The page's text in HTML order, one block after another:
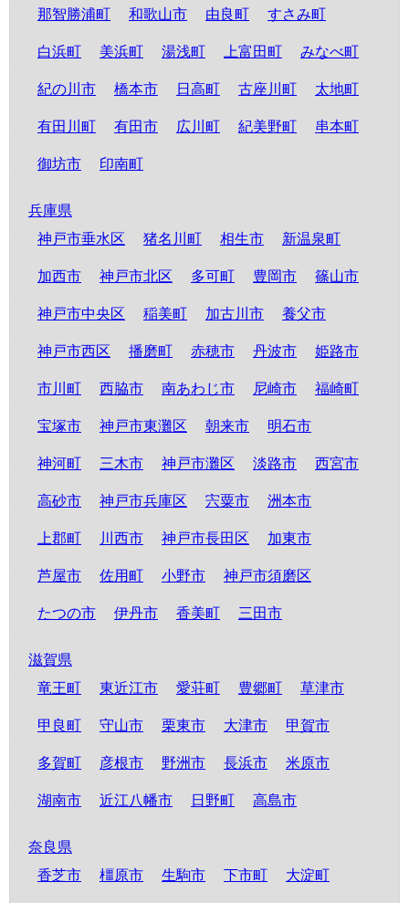
那智勝浦町 和歌山市 由良町 すさみ町
白浜町 美浜町 湯浅町 上富田町 みなべ町
紀の川市 橋本市 日高町 古座川町 太地町
有田川町 有田市 広川町 紀美野町 串本町
御坊市 印南町
兵庫県
神戸市垂水区
猪名川町 相生市 新温泉町
加西市 神戸市北区 多可町 豊岡市 篠山市
神戸市中央区 稲美町 加古川市 養父市
神戸市西区 播磨町 赤穂市 丹波市 姫路市
市川町 西脇市 南あわじ市 尼崎市 福崎町
宝塚市 神戸市東灘区 朝来市 明石市
神河町 三木市 神戸市灘区 淡路市 西宮市
高砂市 神戸市兵庫区 宍粟市 洲本市
上郡町 川西市 神戸市長田区 加東市
芦屋市 佐用町 小野市 神戸市須磨区
たつの市 伊丹市 香美町 三田市
滋賀県
竜王町
東近江市 愛荘町 豊郷町 草津市
甲良町 守山市 栗東市 大津市 甲賀市
多賀町 彦根市 野洲市 長浜市 米原市
湖南市 近江八幡市 日野町 高島市
奈良県
香芝市
橿原市 生駒市 下市町 大淀町